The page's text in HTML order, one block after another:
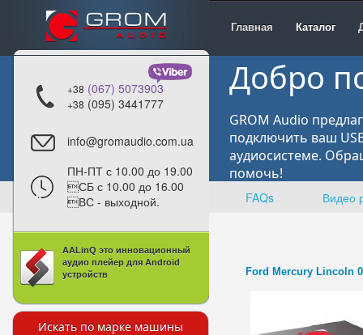
Главная Каталог
+38 (067) 5073903
+38 (095) 3441777
info@gromaudio.com.ua
ПН-ПТ с 10.00 до 19.00
СБ с 10.00 до 16.00
ВС - выходной.
AALinQ это инновационный
аудио плейер для Android
устройств
Искать по марке машины
Добро
GROM Audio
подключить ваш
аудиосистеме.
помочь!
FAQs Видео
Ford Mercury Lincoln